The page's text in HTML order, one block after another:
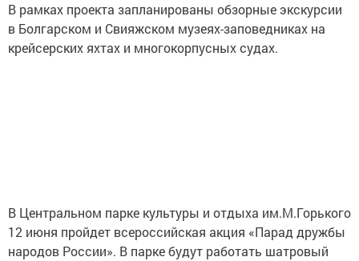
В рамках проекта запланированы обзорные экскурсии
в Болгарском и Свияжском музеях-заповедниках на
крейсерских яхтах и многокорпусных судах.
В Центральном парке культуры и отдыха им.М.Горького
12 июня пройдет всероссийская акция «Парад дружбы
народов России». В парке будут работать шатровый